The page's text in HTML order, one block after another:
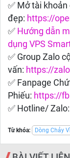
✅ Mở tài
đẹp: https://
✅ Hướng dẫn
dụng VPS
✅ Group Zalo
vấn: https://
✅ Fanpage
Phiếu: https://
✅ Hotline/ Zalo:
Từ khóa: Dòng Chảy